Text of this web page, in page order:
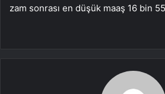
zam sonrası en düşük maaş 16 bin